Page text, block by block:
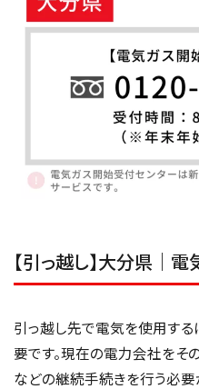
【引っ越し】大分県｜
引っ越し先で電気を使用す
要です。現在の電力会社をそ
などの継続手続きを行う必要